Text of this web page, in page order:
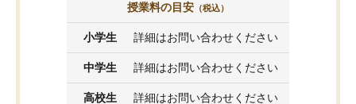
授業料の目安 （税込）
小学生 詳細はお問い合わせください
中学生 詳細はお問い合わせください
高校生 詳細はお問い合わせください